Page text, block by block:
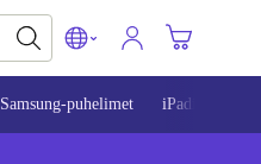
Samsung-puhelimet iPadit